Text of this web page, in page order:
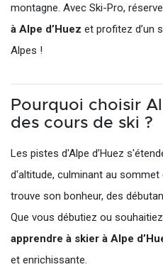
montagne. Avec Ski-Pro,
à Alpe d’Huez et profitez d’un
Alpes !
Pourquoi choisir
des cours de ski ?
Les pistes d'Alpe d’Huez
d'altitude, culminant au sommet
trouve son bonheur, des
Que vous débutiez ou
apprendre à skier à Alpe
et enrichissante.